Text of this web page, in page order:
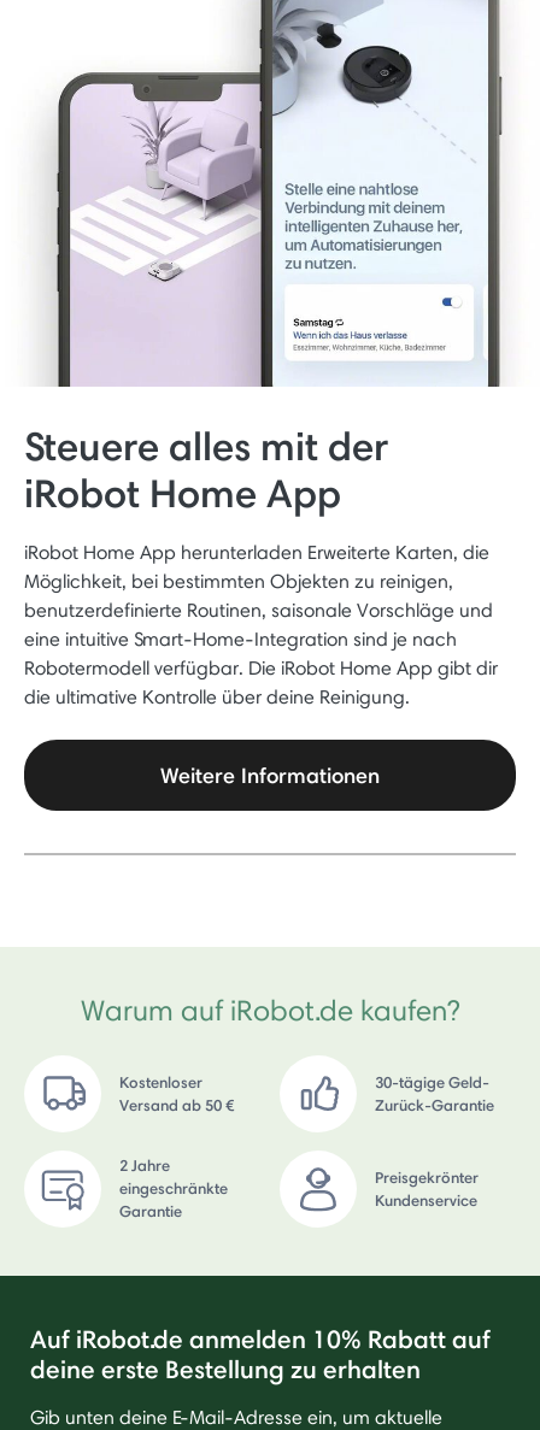
Steuere alles mit der
iRobot Home App
iRobot Home App herunterladen Erweiterte Karten, die
Möglichkeit, bei bestimmten Objekten zu reinigen,
benutzerdefinierte Routinen, saisonale Vorschläge und
eine intuitive Smart-Home-Integration sind je nach
Robotermodell verfügbar. Die iRobot Home App gibt dir
die ultimative Kontrolle über deine Reinigung.
Weitere Informationen
Warum auf iRobot.de kaufen?
Kostenloser
Versand ab 50 €
30-tägige Geld-
Zurück-Garantie
2 Jahre
eingeschränkte
Garantie
Preisgekrönter
Kundenservice
Auf iRobot.de anmelden 10% Rabatt auf
deine erste Bestellung zu erhalten
Gib unten deine E-Mail-Adresse ein, um aktuelle